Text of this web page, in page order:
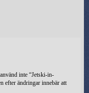
inte “Jetski-in-
efter ändringar innebär att